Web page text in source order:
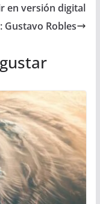
en versión digital
Gustavo Robles